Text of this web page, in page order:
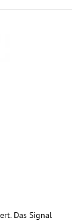
Das Signal